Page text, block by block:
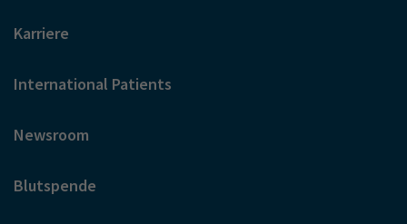
Karriere
International Patients
Newsroom
Blutspende